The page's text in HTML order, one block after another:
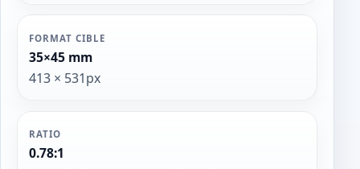
FORMAT CIBLE
35×45 mm
413 × 531px
RATIO
0.78:1